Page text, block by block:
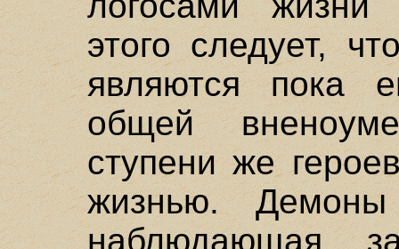
этого следует,
являются пока
общей
ступени же
жизнью.
наблюдающая